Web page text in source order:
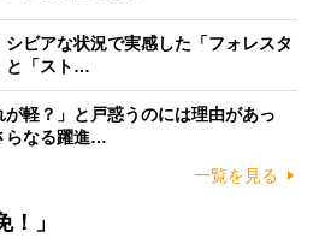
シビアな状況で実感した「フォレスタ
と「スト…
軽？」と戸惑うのには理由があっ
らなる躍進…
一覧を見る
」